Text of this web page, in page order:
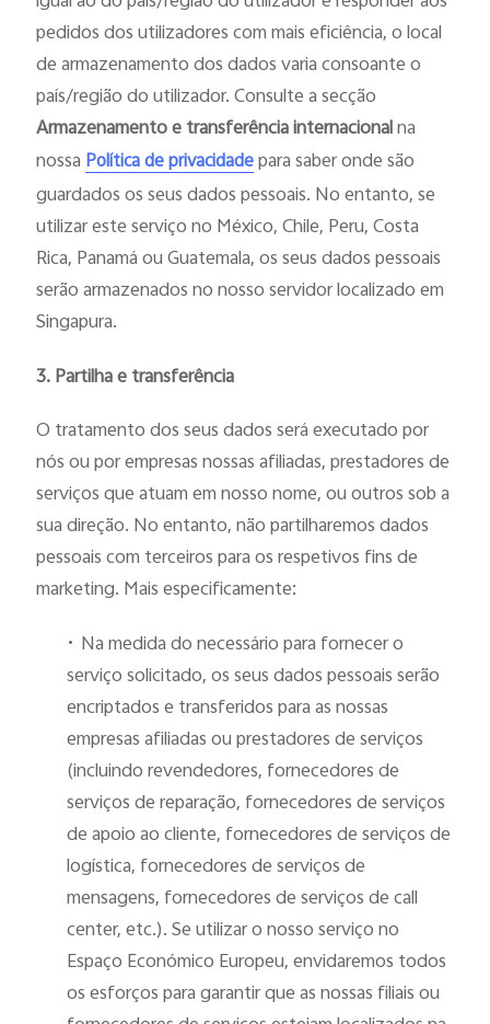
pedidos dos utilizadores com mais eficiência, o local
de armazenamento dos dados varia consoante o
país/região do utilizador. Consulte a secção
Armazenamento e transferência internacionalna
nossa Política de privacidadepara saber onde são
guardados os seus dados pessoais. No entanto, se
utilizar este serviço no México, Chile, Peru, Costa
Rica, Panamá ou Guatemala, os seus dados pessoais
serão armazenados no nosso servidor localizado em
Singapura.
3. Partilha e transferência
O tratamento dos seus dados será executado por
nós ou por empresas nossas afiliadas, prestadores de
serviços que atuam em nosso nome, ou outros sob a
sua direção. No entanto, não partilharemos dados
pessoais com terceiros para os respetivos fins de
marketing. Mais especificamente:
• Na medida do necessário para fornecer o
serviço solicitado, os seus dados pessoais serão
encriptados e transferidos para as nossas
empresas afiliadas ou prestadores de serviços
(incluindo revendedores, fornecedores de
serviços de reparação, fornecedores de serviços
de apoio ao cliente, fornecedores de serviços de
logística, fornecedores de serviços de
mensagens, fornecedores de serviços de call
center,etc.). Se utilizar o nosso serviço no
Espaço Económico Europeu, envidaremos todos
os esforços para garantir que as nossas filiais ou